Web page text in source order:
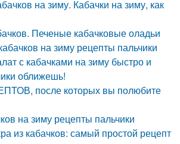
на зиму. Кабачки на зиму, как
Печеные кабачковые оладьи
на зиму рецепты пальчики
с кабачками на зиму быстро и
оближешь!
после которых вы полюбите
на зиму рецепты пальчики
из кабачков: самый простой рецепт